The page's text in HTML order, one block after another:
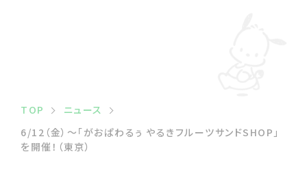
TOP
ニュース
6/12（金）〜「がおぱわるぅ やるきフルーツサンドSHOP」
を開催！（東京）